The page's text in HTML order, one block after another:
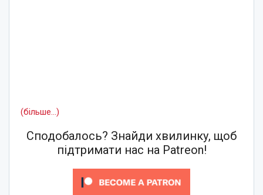
(більше…)
Сподобалось? Знайди хвилинку, щоб
підтримати нас на Patreon!